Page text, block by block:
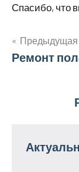
Спасибо, что
Предыдущая
Ремонт